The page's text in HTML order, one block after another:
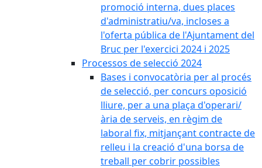
promoció interna, dues places
d'administratiu/va, incloses a
l'oferta pública de l'Ajuntament del
Bruc per l'exercici 2024 i 2025
Processos de selecció 2024
Bases i convocatòria per al procés
de selecció, per concurs oposició
lliure, per a una plaça d'operari/
ària de serveis, en règim de
laboral fix, mitjançant contracte de
relleu i la creació d'una borsa de
treball per cobrir possibles